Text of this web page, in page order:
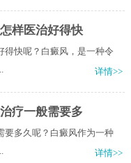
样医治好得快
得快呢？白癜风，是一种令
详情>>
疗一般需要多
要多久呢？白癜风作为一种
详情>>